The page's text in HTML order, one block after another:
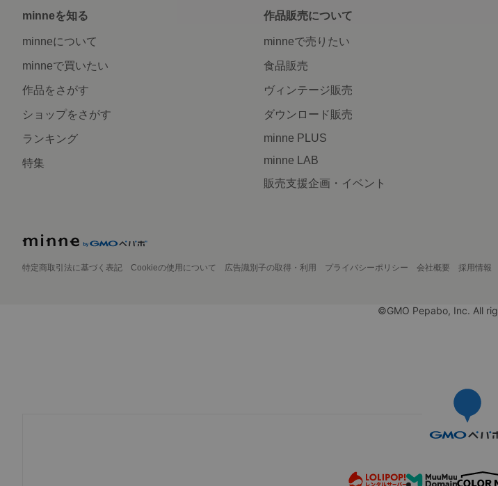
minneを知る
minneについて
minneで買いたい
作品をさがす
ショップをさがす
ランキング
特集
作品販売について
minneで売りたい
食品販売
ヴィンテージ販売
ダウンロード販売
minne PLUS
minne LAB
販売支援企画・イベント
特定商取引法に基づく表記 Cookieの使用について 広告識別子の取得・利用 プライバシーポリシー 会社概要 採用情報
©GMO Pepabo, Inc. All